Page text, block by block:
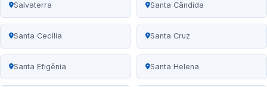
Salvaterra Santa Cândida
Santa Cecília Santa Cruz
Santa Efigênia Santa Helena